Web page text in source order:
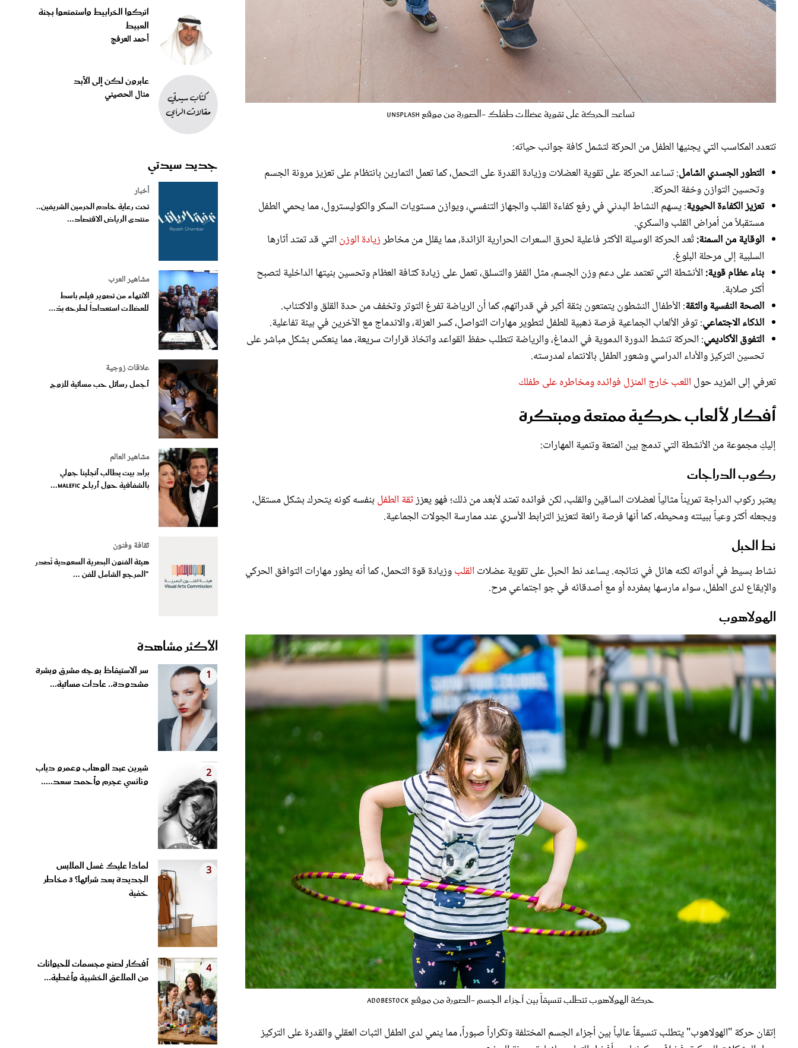
تساعد الحركة على تقوية عضلات طفلك -الصورة من موقع unsplash
تتعدد المكاسب التي يجنيها الطفل من الحركة لتشمل كافة جوانب حياته:
التطور الجسدي الشامل: تساعد الحركة على تقوية العضلات وزيادة القدرة على التحمل، كما تعمل التمارين بانتظام على تعزيز مرونة الجسم
وتحسين التوازن وخفة الحركة.
تعزيز الكفاءة الحيوية: يسهم النشاط البدني في رفع كفاءة القلب والجهاز التنفسي، ويوازن مستويات السكر والكوليسترول، مما يحمي الطفل
مستقبلاً من أمراض القلب والسكري.
الوقاية من السمنة:تُعد الحركة الوسيلة الأكثر فاعلية لحرق السعرات الحرارية الزائدة، مما يقلل من مخاطرزيادة الوزن التي قد تمتد آثارها
السلبية إلى مرحلة البلوغ.
بناء عظام قوية:الأنشطة التي تعتمد على دعم وزن الجسم، مثل القفز والتسلق، تعمل على زيادة كثافة العظام وتحسين بنيتها الداخلية لتصبح
أكثر صلابة.
الصحة النفسية والثقة: الأطفال النشطون يتمتعون بثقة أكبر في قدراتهم، كما أن الرياضة تفرغ التوتر وتخفف من حدة القلق والاكتئاب.
الذكاء الاجتماعي: توفر الألعاب الجماعية فرصة ذهبية للطفل لتطوير مهارات التواصل، كسر العزلة، والاندماج مع الآخرين في بيئة تفاعلية.
التفوق الأكاديمي: الحركة تنشط الدورة الدموية في الدماغ، والرياضة تتطلب حفظ القواعد واتخاذ قرارات سريعة، مما ينعكس بشكل مباشر على
تحسين التركيز والأداء الدراسي وشعور الطفل بالانتماء لمدرسته.
تعرفي إلى المزيد حول اللعب خارج المنزل فوائده ومخاطره على طفلك
أفكار لألعاب حركية ممتعة ومبتكرة
إليكِ مجموعة من الأنشطة التي تدمج بين المتعة وتنمية المهارات:
ركوب الدراجات
يعتبر ركوب الدراجة تمريناً مثالياً لعضلات الساقين والقلب، لكن فوائده تمتد لأبعد من ذلك؛ فهو يعززثقة الطفل بنفسه كونه يتحرك بشكل مستقل،
ويجعله أكثر وعياً ببيئته ومحيطه، كما أنها فرصة رائعة لتعزيز الترابط الأسري عند ممارسة الجولات الجماعية.
نط الحبل
نشاط بسيط في أدواته لكنه هائل في نتائجه. يساعد نط الحبل على تقوية عضلات القلبوزيادة قوة التحمل، كما أنه يطور مهارات التوافق الحركي
والإيقاع لدى الطفل، سواء مارسها بمفرده أو مع أصدقائه في جو اجتماعي مرح.
الهولاهوب
حركة الهولاهوب تتطلب تنسيقاً بين أجزاء الجسم -الصورة من موقع AdobeStock
إتقان حركة "الهولاهوب" يتطلب تنسيقاً عالياً بين أجزاء الجسم المختلفة وتكراراً صبوراً، مما ينمي لدى الطفل الثبات العقلي والقدرة على التركيز
اتركوا الخرابيط واستمتعوا بجنة
العبيط
أحمد العرفج
عابرون لكن إلى الأبد
منال الحصيني
جديد سيدتي
أخبار
تحت رعاية خادم الحرمين الشريفين..
منتدى الرياض الاقتصاد...
مشاهير العرب
الانتهاء من تصوير فيلم باسط
للعضلات استعداداً لطرحه بدُ...
علاقات زوجية
أجمل رسائل حب مسائية للزوج
مشاهير العالم
براد بيت يطالب أنجلينا جولي
بالشفافية حول أرباح Malefic...
ثقافة وفنون
هيئة الفنون البصرية السعودية تُصدر
"المرجع الشامل للفن ...
الأكثر مشاهدة
1
سر الاستيقاظ بوجه مشرق وبشرة
مشدودة.. عادات مسائية...
2
شيرين عبد الوهاب وعمرو دياب
ونانسي عجرم وأحمد سعد.....
3
لماذا عليك غسل الملابس
الجديدة بعد شرائها؟ 3 مخاطر
خفية
4
أفكار لصنع مجسمات للحيوانات
من الملاعق الخشبية وأغطية...